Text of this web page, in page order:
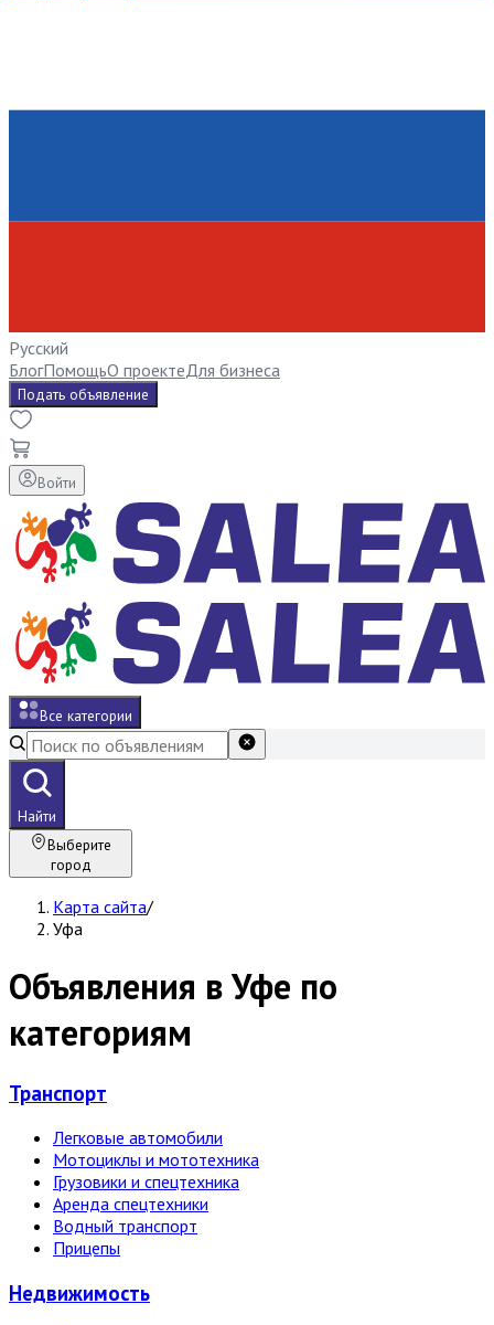
Русский
БлогПомощьО проектеДля бизнеса
Подать объявление
Войти
Все категории
Найти
Выберите
город
Карта сайта/
Уфа
Объявления в Уфе по
категориям
Транспорт
Легковые автомобили
Мотоциклы и мототехника
Грузовики и спецтехника
Аренда спецтехники
Водный транспорт
Прицепы
Недвижи­мость